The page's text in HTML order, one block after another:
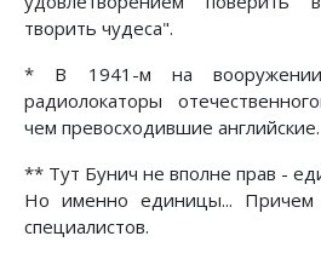
творить чудеса".
* В 1941-м на
радиолокаторы
чем превосходившие английские.
** Тут Бунич не вполне прав -
Но именно единицы... Причем
специалистов.